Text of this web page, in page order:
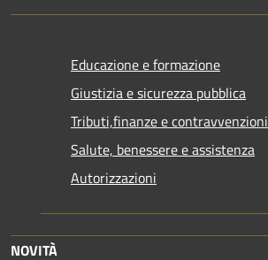
Educazione e formazione
Giustizia e sicurezza pubblica
Tributi,finanze e contravvenzioni
Salute, benessere e assistenza
Autorizzazioni
NOVITÀ